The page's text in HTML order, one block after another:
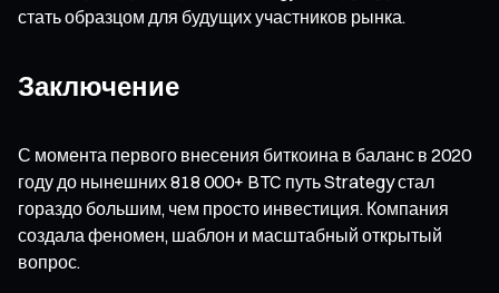
стать образцом для будущих участников рынка.
Заключение
С момента первого внесения биткоина в баланс в 2020
году до нынешних 818 000+ BTC путь Strategy стал
гораздо большим, чем просто инвестиция. Компания
создала феномен, шаблон и масштабный открытый
вопрос.